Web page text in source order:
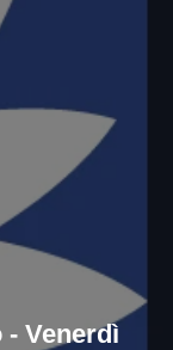
Gerini, Nicole
Gio Evan,